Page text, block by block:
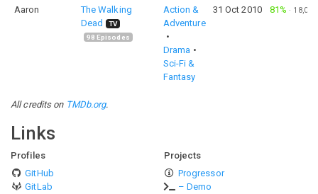
Aaron
The Walking
Dead
TV
98 Episodes
Action &
Adventure
Drama
Sci-Fi &
Fantasy
31 Oct 2010 81% · 18,043
All credits on TMDb.org.
Links
Profiles
GitHub
GitLab
Projects
Progressor
– Demo